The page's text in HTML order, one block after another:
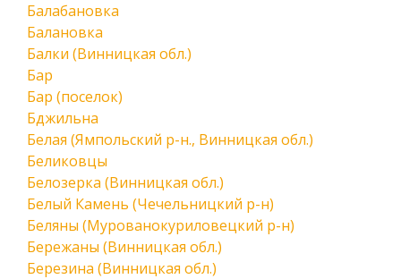
Балабановка
Балановка
Балки (Винницкая обл.)
Бар
Бар (поселок)
Бджильна
Белая (Ямпольский р-н., Винницкая обл.)
Беликовцы
Белозерка (Винницкая обл.)
Белый Камень (Чечельницкий р-н)
Беляны (Мурованокуриловецкий р-н)
Бережаны (Винницкая обл.)
Березина (Винницкая обл.)